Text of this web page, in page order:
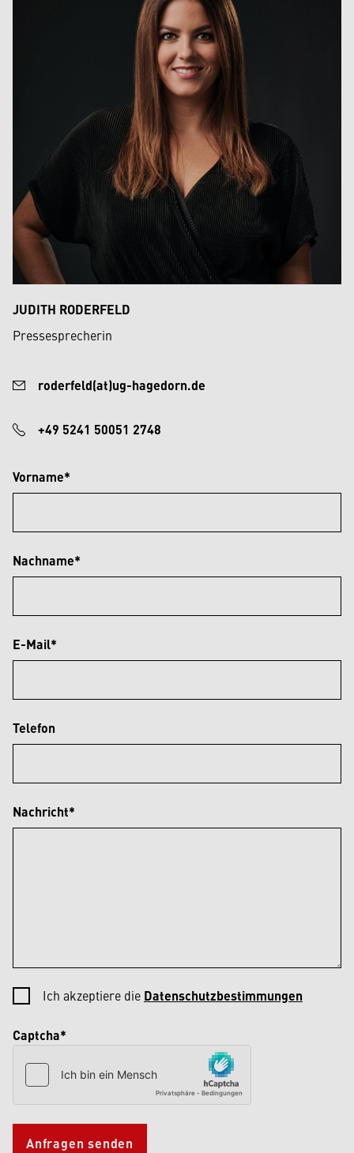
JUDITH RODERFELD
Pressesprecherin
roderfeld(at)ug-hagedorn.de
+49 5241 50051 2748
Vorname*
Nachname*
E-Mail*
Telefon
Nachricht*
Ich akzeptiere die Datenschutzbestimmungen
Captcha*
Anfragen senden